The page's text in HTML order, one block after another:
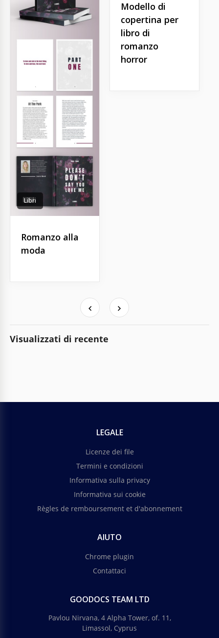
Libri
Romanzo alla
moda
Modello di
copertina per
libro di
romanzo
horror
Visualizzati di recente
LEGALE
Licenze dei file
Termini e condizioni
Informativa sulla privacy
Informativa sui cookie
Règles de remboursement et d'abonnement
AIUTO
Chrome plugin
Contattaci
GOODOCS TEAM LTD
Pavlou Nirvana, 4 Alpha Tower, of. 11,
Limassol, Cyprus